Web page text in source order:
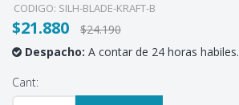
CODIGO: SILH-BLADE-KRAFT-B
$21.880
$24.190
Despacho: A contar de 24 horas habiles.
Cant: